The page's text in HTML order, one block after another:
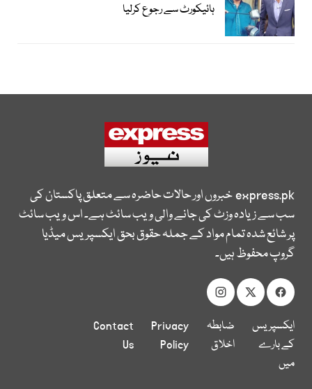
ہائیکورٹ سے رجوع کرلیا
express.pkخبروں اور حالات حاضرہ سے متعلق پاکستان کی
سب سے زیادہ وزٹ کی جانے والی ویب سائٹ ہے۔ اس ویب سائٹ
پر شائع شدہ تمام مواد کے جملہ حقوق بحق ایکسپریس میڈیا
گروپ محفوظ ہیں۔
ایکسپریس
کے بارے
میں
ضابطہ
اخلاق
Privacy
Policy
Contact
Us